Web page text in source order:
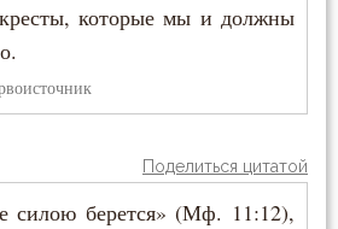
которые мы и должны
Поделиться цитатой
силою берется» (Мф. 11:12),